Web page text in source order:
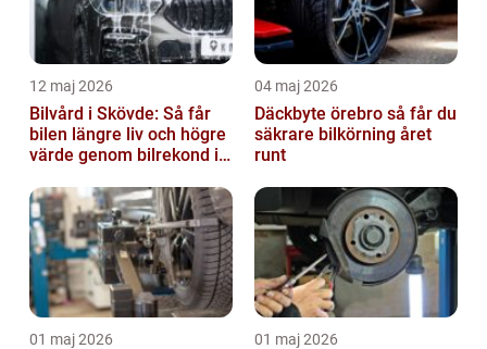
12 maj 2026
Bilvård i Skövde: Så får
bilen längre liv och högre
värde genom bilrekond i
04 maj 2026
Däckbyte örebro så får du
säkrare bilkörning året
runt
01 maj 2026 01 maj 2026